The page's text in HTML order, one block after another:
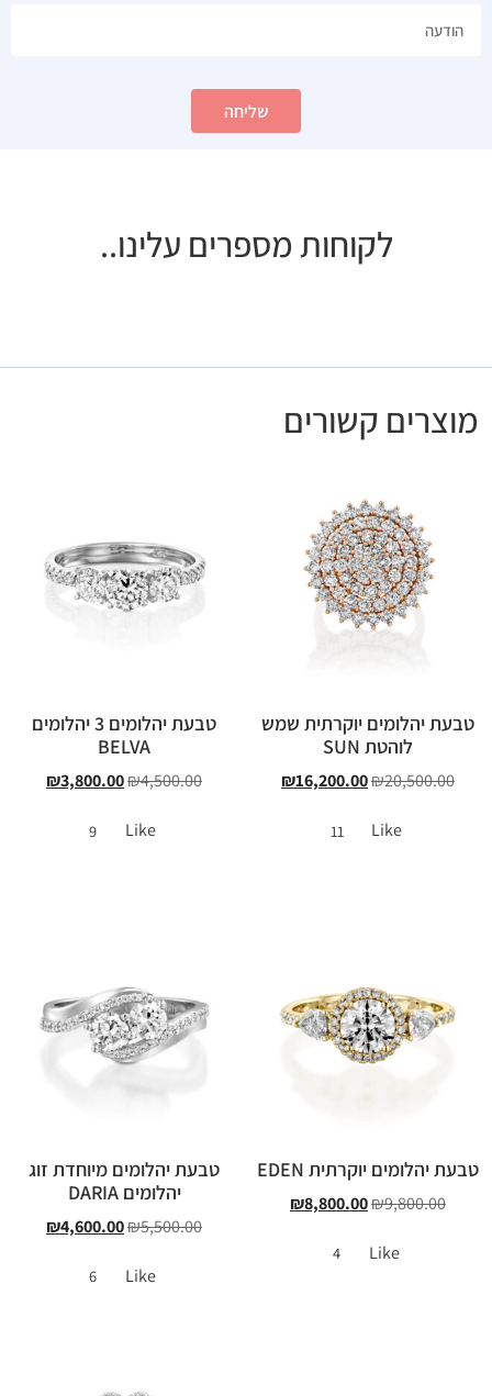
שליחה
לקוחות מספרים עלינו..
מוצרים קשורים
טבעת יהלומים יוקרתית שמש
לוהטת SUN
₪20,500.00
₪16,200.00
Like
11
טבעת יהלומים 3 יהלומים
BELVA
₪4,500.00
₪3,800.00
Like
9
טבעת יהלומים יוקרתית EDEN
₪9,800.00
₪8,800.00
Like
4
טבעת יהלומים מיוחדת זוג
יהלומים DARIA
₪5,500.00
₪4,600.00
Like
6